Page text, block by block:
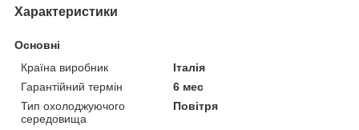
Характеристики
Основні
Країна виробник
Італія
Гарантійний термін
6 мес
Тип охолоджуючого
середовища
Повітря